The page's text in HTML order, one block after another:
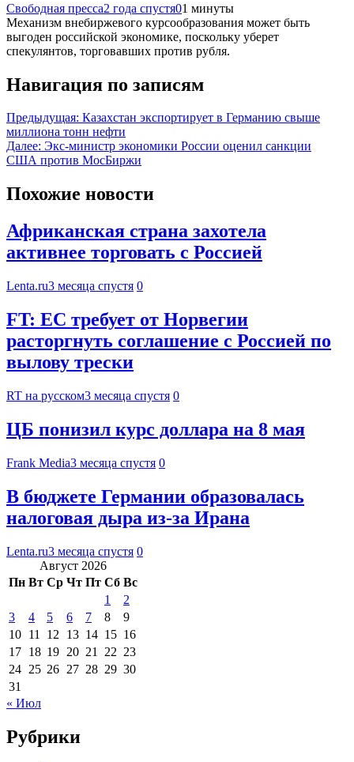
Свободная пресса2 года спустя01 минуты
Механизм внебиржевого курсообразования может быть
выгоден российской экономике, поскольку уберет
спекулянтов, торговавших против рубля.
Навигация по записям
Предыдущая: Казахстан экспортирует в Германию свыше
миллиона тонн нефти
Далее: Экс-министр экономики России оценил санкции
США против МосБиржи
Похожие новости
Африканская страна захотела
активнее торговать с Россией
Lenta.ru3 месяца спустя 0
FT: ЕС требует от Норвегии
расторгнуть соглашение с Россией по
вылову трески
RT на русском3 месяца спустя 0
ЦБ понизил курс доллара на 8 мая
Frank Media3 месяца спустя 0
В бюджете Германии образовалась
налоговая дыра из-за Ирана
Lenta.ru3 месяца спустя 0
Август 2026
Пн Вт Ср Чт Пт Сб Вс
1
2
3
4 5 6 7 8
9
10 11 12 13 14 15 16
17 18 19 20 21 22 23
24 25 26 27 28 29 30
31
« Июл
Рубрики